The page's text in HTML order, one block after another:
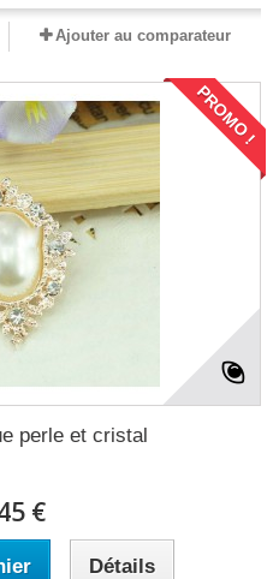
Ajouter au comparateur
PROMO !
perle et cristal
€
Détails